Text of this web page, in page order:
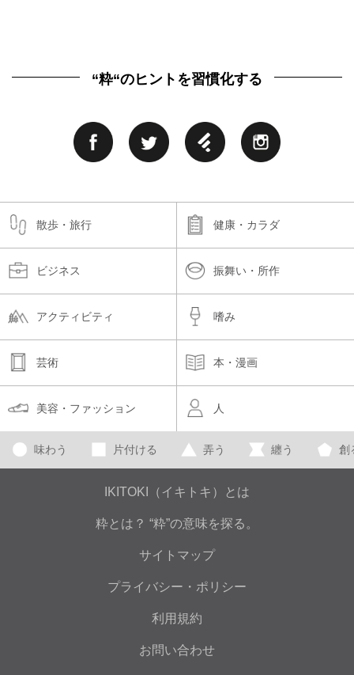
“粋“のヒントを習慣化する
散歩・旅行 健康・カラダ
ビジネス 振舞い・所作
アクティビティ 嗜み
芸術 本・漫画
美容・ファッション 人
味わう 片付ける 弄う 纏う 創
IKITOKI（イキトキ）とは
粋とは？ “粋”の意味を探る。
サイトマップ
プライバシー・ポリシー
利用規約
お問い合わせ